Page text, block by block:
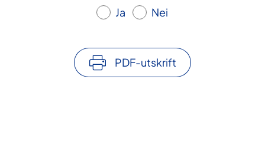
Ja Nei
PDF-utskrift